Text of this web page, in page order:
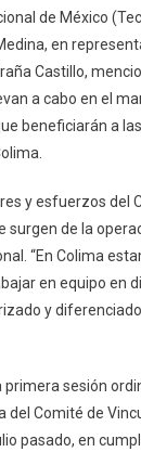
de México
en
Castillo,
a cabo en el
beneficiarán a
y esfuerzos del
surgen de la
“En Colima
en equipo en
y
primera sesión
del Comité de
pasado, en